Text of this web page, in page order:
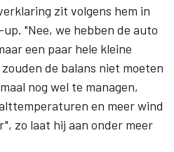
zit volgens hem in
"Nee, we hebben de auto
een paar hele kleine
de balans niet moeten
nog wel te managen,
en meer wind
zo laat hij aan onder meer